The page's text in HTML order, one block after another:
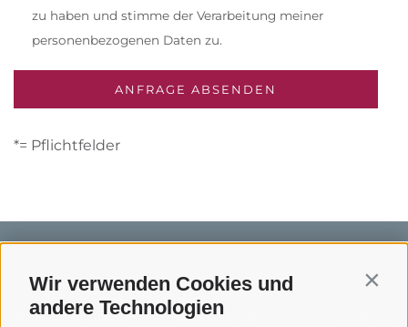
Wir verwenden Cookies und
andere Technologien
zu haben und stimme der Verarbeitung meiner
personenbezogenen Daten zu.
*= Pflichtfelder
BIKEHOTELS
BIKEN IN